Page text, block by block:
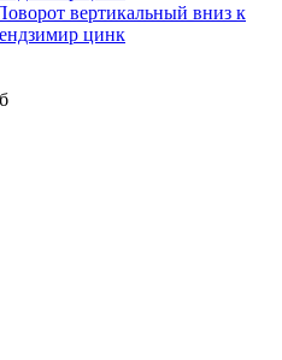
вертикальный вниз к
цинк